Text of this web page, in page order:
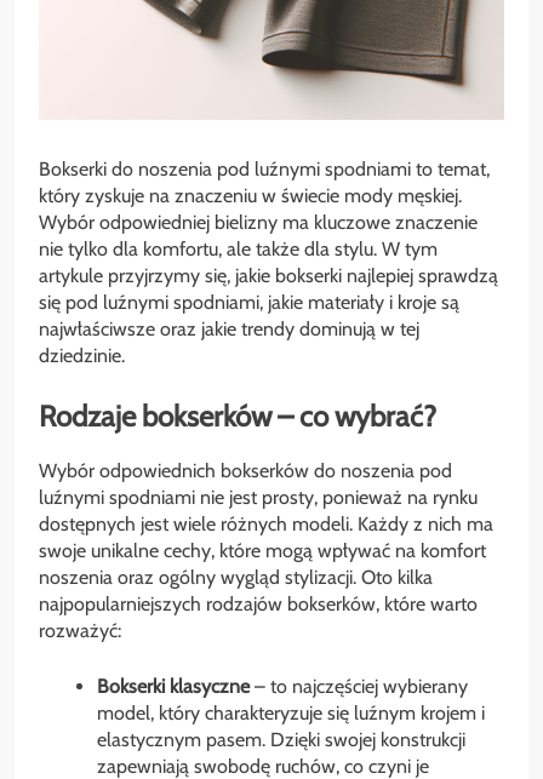
Bokserki do noszenia pod luźnymi spodniami to temat,
który zyskuje na znaczeniu w świecie mody męskiej.
Wybór odpowiedniej bielizny ma kluczowe znaczenie
nie tylko dla komfortu, ale także dla stylu. W tym
artykule przyjrzymy się, jakie bokserki najlepiej sprawdzą
się pod luźnymi spodniami, jakie materiały i kroje są
najwłaściwsze oraz jakie trendy dominują w tej
dziedzinie.
Rodzaje bokserków – co wybrać?
Wybór odpowiednich bokserków do noszenia pod
luźnymi spodniami nie jest prosty, ponieważ na rynku
dostępnych jest wiele różnych modeli. Każdy z nich ma
swoje unikalne cechy, które mogą wpływać na komfort
noszenia oraz ogólny wygląd stylizacji. Oto kilka
najpopularniejszych rodzajów bokserków, które warto
rozważyć:
Bokserki klasyczne– to najczęściej wybierany
model, który charakteryzuje się luźnym krojem i
elastycznym pasem. Dzięki swojej konstrukcji
zapewniają swobodę ruchów, co czyni je